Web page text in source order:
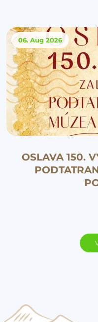
06. Aug 2026
OSLAVA 150.